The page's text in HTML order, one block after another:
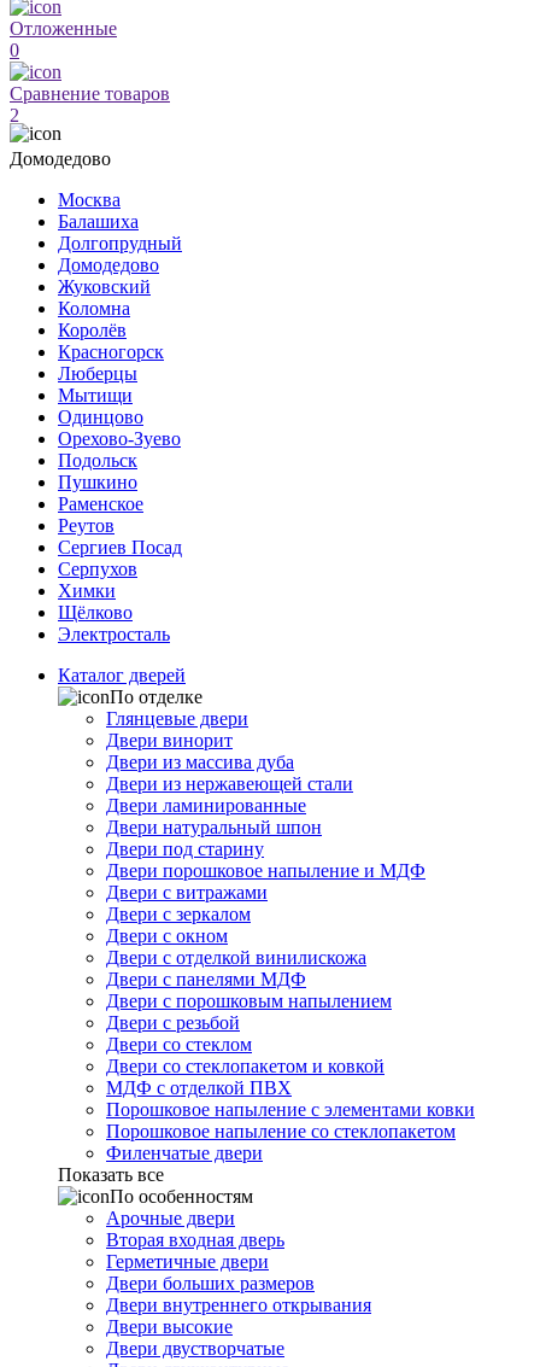
Отложенные
0
Сравнение товаров
2
Домодедово
Москва
Балашиха
Долгопрудный
Домодедово
Жуковский
Коломна
Королёв
Красногорск
Люберцы
Мытищи
Одинцово
Орехово-Зуево
Подольск
Пушкино
Раменское
Реутов
Сергиев Посад
Серпухов
Химки
Щёлково
Электросталь
Каталог дверей
По отделке
Глянцевые двери
Двери винорит
Двери из массива дуба
Двери из нержавеющей стали
Двери ламинированные
Двери натуральный шпон
Двери под старину
Двери порошковое напыление и МДФ
Двери с витражами
Двери с зеркалом
Двери с окном
Двери с отделкой винилискожа
Двери с панелями МДФ
Двери с порошковым напылением
Двери с резьбой
Двери со стеклом
Двери со стеклопакетом и ковкой
МДФ с отделкой ПВХ
Порошковое напыление с элементами ковки
Порошковое напыление со стеклопакетом
Филенчатые двери
Показать все
По особенностям
Арочные двери
Вторая входная дверь
Герметичные двери
Двери больших размеров
Двери внутреннего открывания
Двери высокие
Двери двустворчатые